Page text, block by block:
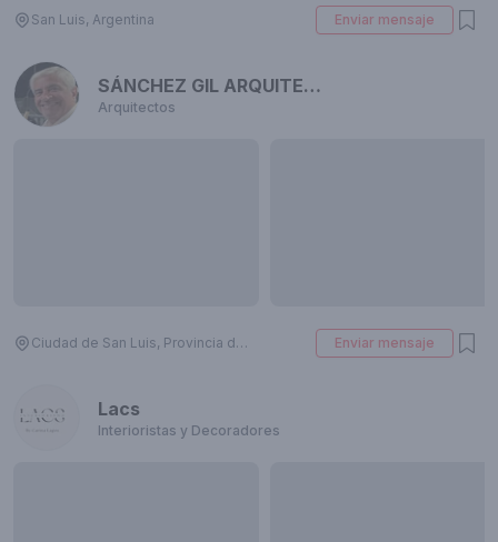
San Luis, Argentina Enviar mensaje
SÁNCHEZ GIL ARQUITECTOS
Arquitectos
Ciudad de San Luis, Provincia de San Luis, Argentina Enviar mensaje
Lacs
Interioristas y Decoradores